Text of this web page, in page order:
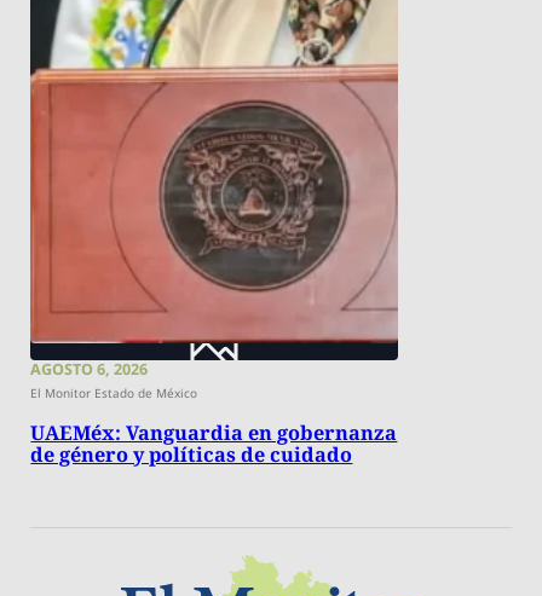
AGOSTO 6, 2026
El Monitor Estado de México
UAEMéx: Vanguardia en gobernanza
de género y políticas de cuidado